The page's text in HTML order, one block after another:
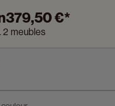
379,50 €*
2 meubles